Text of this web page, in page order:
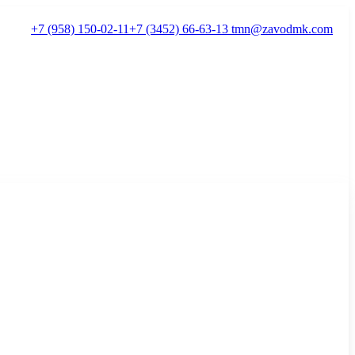
+7 (958) 150-02-11+7 (3452) 66-63-13 tmn@zavodmk.com